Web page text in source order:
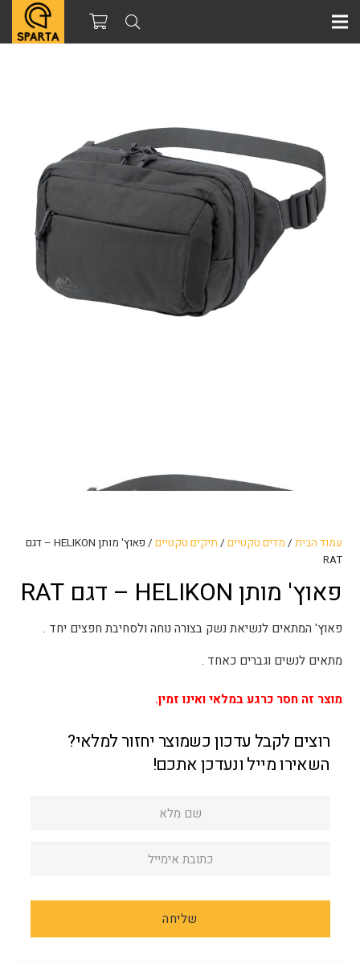
עמוד הבית / מדים טקטיים / תיקים טקטיים
/ פאוץ' מותן HELIKON – דגם
RAT
פאוץ' מותן HELIKON – דגם RAT
פאוץ' המתאים לנשיאת נשק בצורה נוחה ולסחיבת חפצים יחד .
מתאים לנשים וגברים כאחד .
מוצר זה חסר כרגע במלאי ואינו זמין.
רוצים לקבל עדכון כשמוצר יחזור למלאי?
השאירו מייל ונעדכן אתכם!